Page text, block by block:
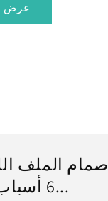
عرض
صمام الملف
6 أسباب شائعة وكيفي...